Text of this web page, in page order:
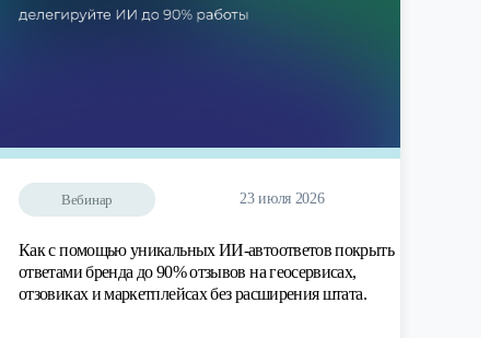
Вебинар 23 июля 2026
Как с помощью уникальных ИИ-автоответов покрыть
ответами бренда до 90% отзывов на геосервисах,
отзовиках и маркетплейсах без расширения штата.